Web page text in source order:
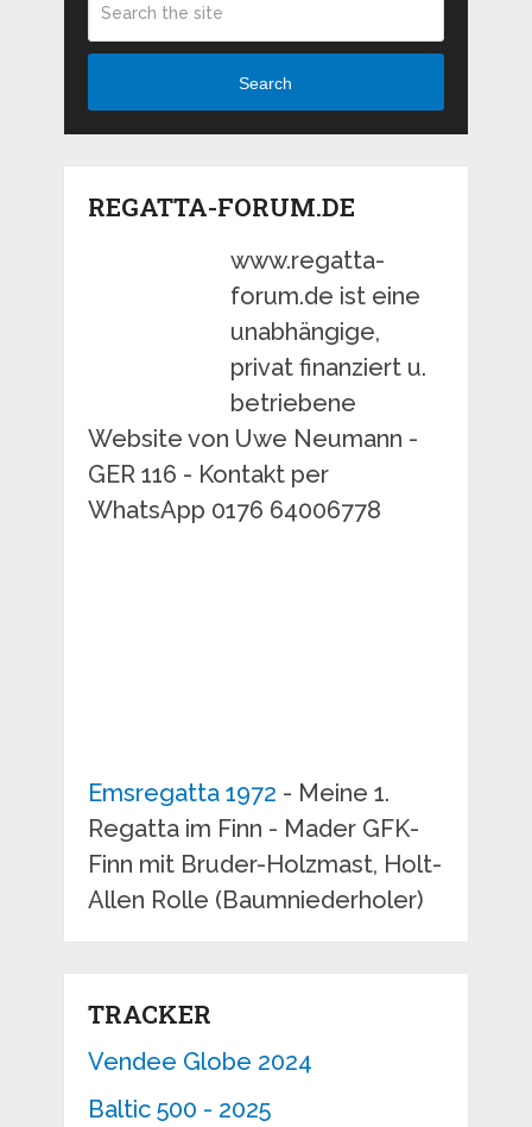
Search
REGATTA-FORUM.DE
www.regatta-
forum.de ist eine
unabhängige,
privat finanziert u.
betriebene
Website von Uwe Neumann -
GER 116 - Kontakt per
WhatsApp 0176 64006778
Emsregatta 1972 - Meine 1.
Regatta im Finn - Mader GFK-
Finn mit Bruder-Holzmast, Holt-
Allen Rolle (Baumniederholer)
TRACKER
Vendee Globe 2024
Baltic 500 - 2025